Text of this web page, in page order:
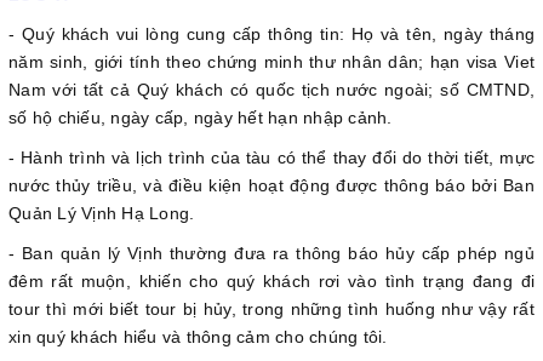
- Quý khách vui lòng cung cấp thông tin: Họ và tên, ngày tháng
năm sinh, giới tính theo chứng minh thư nhân dân; hạn visa Viet
Nam với tất cả Quý khách có quốc tịch nước ngoài; số CMTND,
số hộ chiếu, ngày cấp, ngày hết hạn nhập cảnh.
- Hành trình và lịch trình của tàu có thể thay đổi do thời tiết, mực
nước thủy triều, và điều kiện hoạt động được thông báo bởi Ban
Quản Lý Vịnh Hạ Long.
- Ban quản lý Vịnh thường đưa ra thông báo hủy cấp phép ngủ
đêm rất muộn, khiến cho quý khách rơi vào tình trạng đang đi
tour thì mới biết tour bị hủy, trong những tình huống như vậy rất
xin quý khách hiểu và thông cảm cho chúng tôi.